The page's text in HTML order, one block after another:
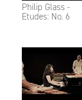
Philip Glass -
Etudes: No. 6